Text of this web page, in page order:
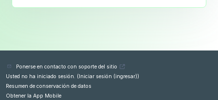
Ponerse en contacto con soporte del sitio
Usted no ha iniciado sesión. ( Iniciar sesión (ingresar))
Resumen de conservación de datos
Obtener la App Mobile